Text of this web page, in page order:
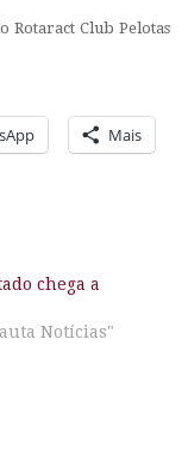
Rotaract Club Pelotas
Mais
chega a
Notícias"